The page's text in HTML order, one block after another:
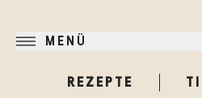
MENÜ
REZEPTE